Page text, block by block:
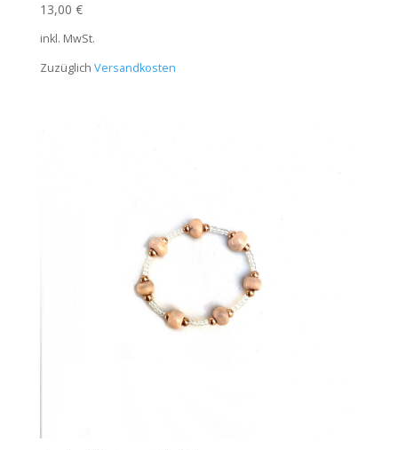
13,00 €
inkl. MwSt.
Zuzüglich Versandkosten